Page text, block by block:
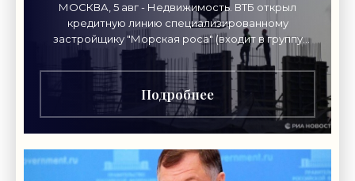
МОСКВА, 5 авг - Недвижимость. ВТБ открыл
кредитную линию специализированному
застройщику "Морская роса" (входит в группу
"Монолит") в 2,7 миллиарда рублей для
Подробнее